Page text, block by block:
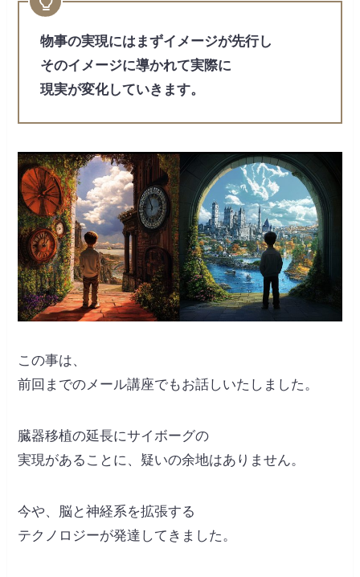
物事の実現にはまずイメージが先行し
そのイメージに導かれて実際に
現実が変化していきます。
この事は、
前回までのメール講座でもお話しいたしました。
臓器移植の延長にサイボーグの
実現があることに、疑いの余地はありません。
今や、脳と神経系を拡張する
テクノロジーが発達してきました。